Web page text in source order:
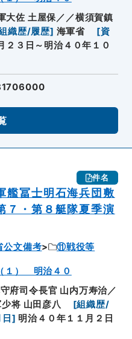
大佐 土屋保／／横須賀鎮
織歴/履歴] 海軍省 [資
２３日～明治４０年１０
件名
冨士明石海兵団敷
７・第８艇隊夏季演
公文備考
⑪戦役等
１） 明治４０
府司令長官 山内万寿治／
将 山田彦八
[組織歴/
] 明治４０年１１月２日